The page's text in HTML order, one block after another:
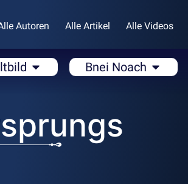
Autoren Alle Artikel Alle Videos
Bnei Noach